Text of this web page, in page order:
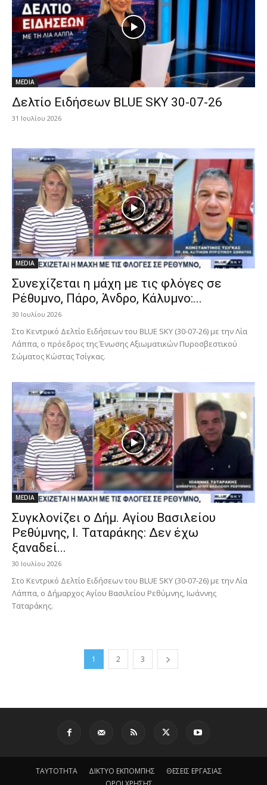
MEDIA
Δελτίο Ειδήσεων BLUE SKY 30-07-26
31 Ιουλίου 2026
MEDIA
Συνεχίζεται η μάχη με τις φλόγες σε
Ρέθυμνο, Πάρο, Άνδρο, Κάλυμνο:...
30 Ιουλίου 2026
Στο Κεντρικό Δελτίο Ειδήσεων του BLUE SKY (30-07-26) με την Λία
Λάππα, ο πρόεδρος της Ένωσης Αξιωματικών Πυροσβεστικού
Σώματος Κώστας Τσίγκας.
MEDIA
Συγκλονίζει ο Δήμ. Αγίου Βασιλείου
Ρεθύμνης, Ι. Ταταράκης: Δεν έχω
ξαναδεί...
30 Ιουλίου 2026
Στο Κεντρικό Δελτίο Ειδήσεων του BLUE SKY (30-07-26) με την Λία
Λάππα, ο Δήμαρχος Αγίου Βασιλείου Ρεθύμνης, Ιωάννης
Ταταράκης.
1 2 3
ΤΑΥΤΟΤΗΤΑ ΔΙΚΤΥΟ ΕΚΠΟΜΠΗΣ
ΘΕΣΕΙΣ ΕΡΓΑΣΙΑΣ